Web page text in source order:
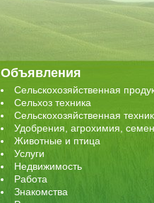
Объявления
Сельскохозяйственная
Сельхоз техника
Сельскохозяйственная
Удобрения, агрохимия,
Животные и птица
Услуги
Недвижимость
Работа
Знакомства